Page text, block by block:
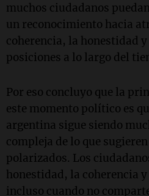
muchos ciudadanos
un reconocimiento hacia
coherencia, la honestidad
posiciones a lo largo del
Por eso concluyo que la
este momento político es
argentina sigue siendo
compleja de lo que
polarizados. Los
honestidad, la coherencia
incluso cuando no